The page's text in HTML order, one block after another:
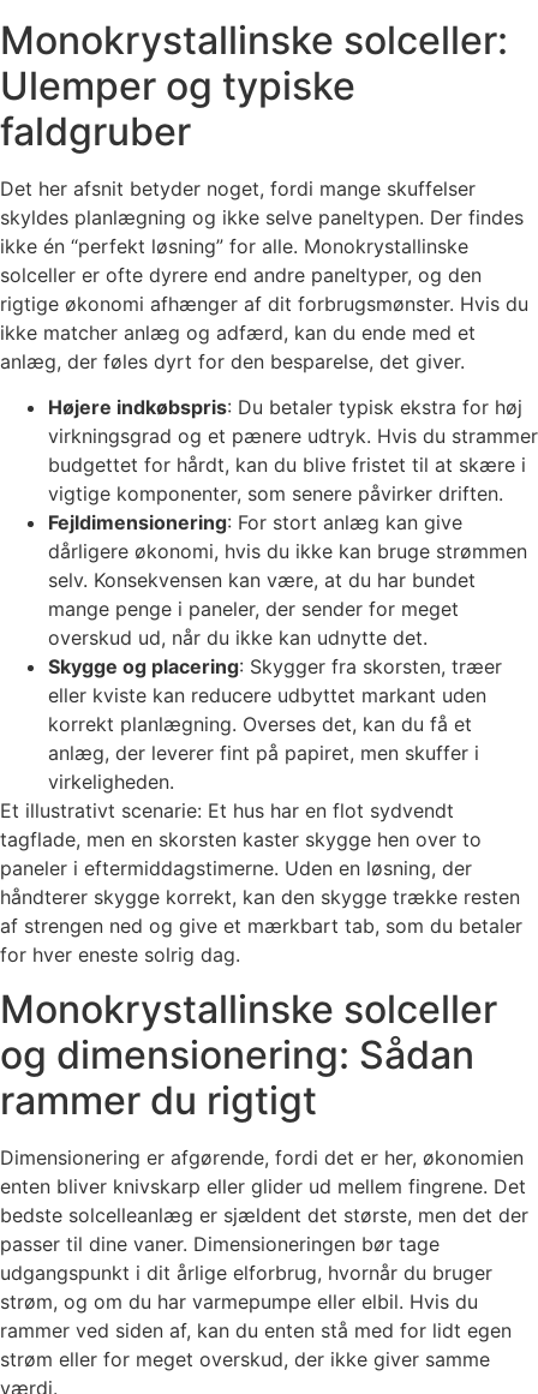
Monokrystallinske solceller:
Ulemper og typiske
faldgruber
Det her afsnit betyder noget, fordi mange skuffelser
skyldes planlægning og ikke selve paneltypen. Der findes
ikke én “perfekt løsning” for alle. Monokrystallinske
solceller er ofte dyrere end andre paneltyper, og den
rigtige økonomi afhænger af dit forbrugsmønster. Hvis du
ikke matcher anlæg og adfærd, kan du ende med et
anlæg, der føles dyrt for den besparelse, det giver.
Højere indkøbspris: Du betaler typisk ekstra for høj
virkningsgrad og et pænere udtryk. Hvis du strammer
budgettet for hårdt, kan du blive fristet til at skære i
vigtige komponenter, som senere påvirker driften.
Fejldimensionering: For stort anlæg kan give
dårligere økonomi, hvis du ikke kan bruge strømmen
selv. Konsekvensen kan være, at du har bundet
mange penge i paneler, der sender for meget
overskud ud, når du ikke kan udnytte det.
Skygge og placering: Skygger fra skorsten, træer
eller kviste kan reducere udbyttet markant uden
korrekt planlægning. Overses det, kan du få et
anlæg, der leverer fint på papiret, men skuffer i
virkeligheden.
Et illustrativt scenarie: Et hus har en flot sydvendt
tagflade, men en skorsten kaster skygge hen over to
paneler i eftermiddagstimerne. Uden en løsning, der
håndterer skygge korrekt, kan den skygge trække resten
af strengen ned og give et mærkbart tab, som du betaler
for hver eneste solrig dag.
Monokrystallinske solceller
og dimensionering: Sådan
rammer du rigtigt
Dimensionering er afgørende, fordi det er her, økonomien
enten bliver knivskarp eller glider ud mellem fingrene. Det
bedste solcelleanlæg er sjældent det største, men det der
passer til dine vaner. Dimensioneringen bør tage
udgangspunkt i dit årlige elforbrug, hvornår du bruger
strøm, og om du har varmepumpe eller elbil. Hvis du
rammer ved siden af, kan du enten stå med for lidt egen
strøm eller for meget overskud, der ikke giver samme
værdi.